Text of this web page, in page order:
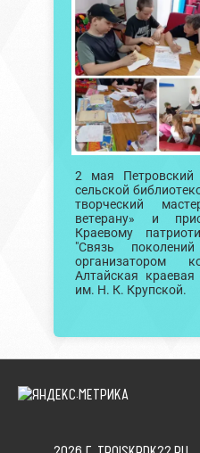
2 мая
сельской
творческий
ветерану» и
Краевому
"Связь
организатором
Алтайская краевая
им. Н. К. Крупской.